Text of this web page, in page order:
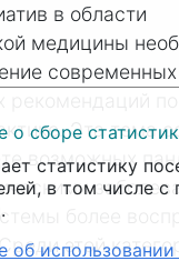
в области
медицины
современных
Эта тема
возможных
более
этой
о сборе
статистику
в том числе
об